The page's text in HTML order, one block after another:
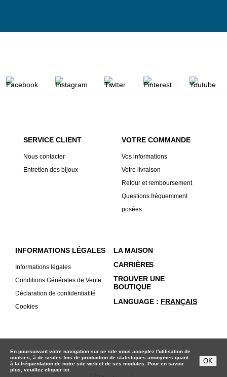
SERVICE CLIENT
Nous contacter
Entretien des bijoux
VOTRE COMMANDE
Vos informations
Votre livraison
Retour et remboursement
Questions fréquemment
posées
INFORMATIONS LÉGALES
Informations légales
Conditions Générales de Vente
Déclaration de confidentialité
Cookies
LA MAISON
CARRIÈRES
TROUVER UNE
BOUTIQUE
LANGUAGE
FRANÇAIS
En poursuivant votre navigation sur ce site vous acceptez l'utilisation de
cookies, à de seules fins de production de statistiques anonymes quant
à la fréquentation de notre site web et de ses modules. Pour en savoir
plus, veuillez cliquer ici.
OK